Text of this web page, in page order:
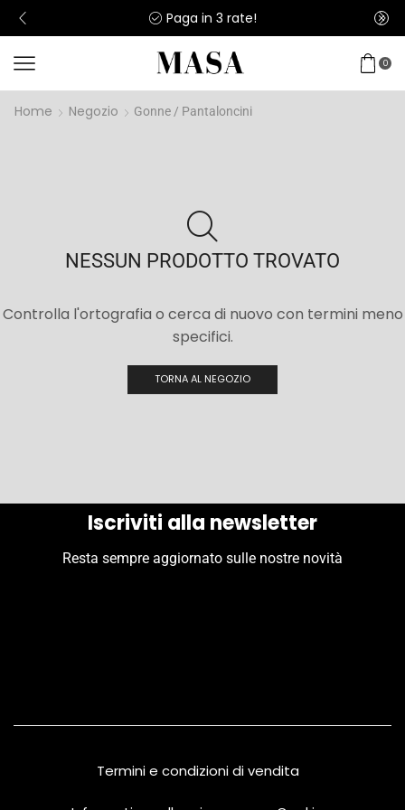
Paga in 3 rate!
0
Home Negozio Gonne / Pantaloncini
NESSUN PRODOTTO TROVATO
Controlla l'ortografia o cerca di nuovo con termini meno
specifici.
TORNA AL NEGOZIO
Iscriviti alla newsletter
Resta sempre aggiornato sulle nostre novità
Termini e condizioni di vendita